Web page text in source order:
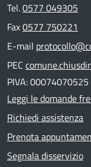
Tel.0577 049305
Fax0577 750221
E-mail
PEC
PIVA: 00074070525
Leggi le domande
Richiedi assistenza
Prenota
Segnala disservizio